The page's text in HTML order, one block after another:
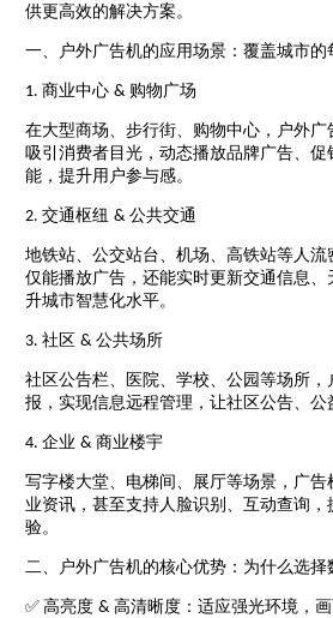
供更高效的解决方案。
一、户外广告机的应用场景：覆盖城市的
1. 商业中心 & 购物广场
在大型商场、步行街、购物中心，户外广
吸引消费者目光，动态播放品牌广告、
能，提升用户参与感。
2. 交通枢纽 & 公共交通
地铁站、公交站台、机场、高铁站等人
仅能播放广告，还能实时更新交通信息
升城市智慧化水平。
3. 社区 & 公共场所
社区公告栏、医院、学校、公园等场所
报，实现信息远程管理，让社区公告、公
4. 企业 & 商业楼宇
写字楼大堂、电梯间、展厅等场景，广
业资讯，甚至支持人脸识别、互动查询
验。
二、户外广告机的核心优势：为什么选择
✅ 高亮度 & 高清晰度：适应强光环境，